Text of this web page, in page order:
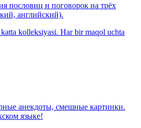
пословиц и поговорок на трёх
английский).
kolleksiyasi. Har bir maqol uchta
анекдоты, смешные картинки.
языке!